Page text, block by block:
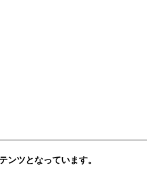
ンツとなっています。